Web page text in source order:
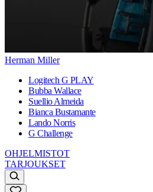
Herman Miller
Logitech G PLAY
Bubba Wallace
Suellio Almeida
Bianca Bustamante
Lando Norris
G Challenge
OHJELMISTOT
TARJOUKSET